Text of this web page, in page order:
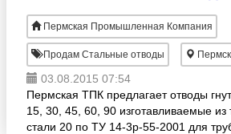
Пермская Промышленная Компания
Продам Стальные отводы
03.08.2015 07:54
Пермская ТПК предлагает отводы
15, 30, 45, 60, 90 изготавливаемые из
стали 20 по ТУ 14-3р-55-2001 для